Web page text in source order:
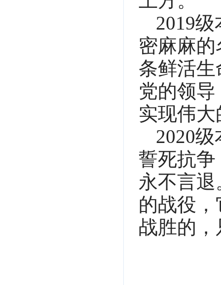
2019
密麻麻
条鲜活
党的领
实现伟大
2020
誓死抗
永不言
的战役
战胜的